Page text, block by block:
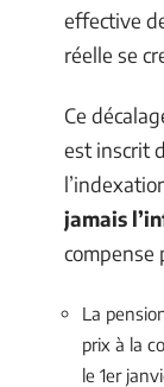
effective
réelle se
Ce
est inscrit
jamais
compense
La
prix à la
le 1er